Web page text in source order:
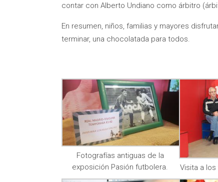
contar con Alberto Undiano como árbitro
En resumen, niños, familias y mayores
terminar, una chocolatada para todos.
Fotografías antiguas de la
exposición Pasión futbolera.
Visita a